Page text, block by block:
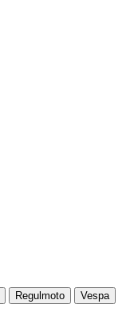
Regulmoto
Vespa